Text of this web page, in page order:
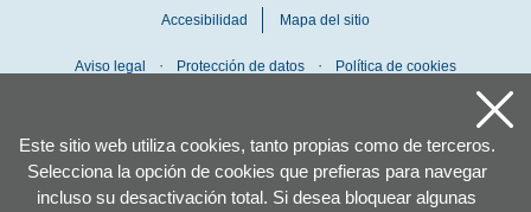
Este sitio web utiliza cookies, tanto propias como de terceros.
Selecciona la opción de cookies que prefieras para navegar
incluso su desactivación total. Si desea bloquear algunas
Accesibilidad Mapa del sitio
Aviso legal Protección de datos Política de cookies